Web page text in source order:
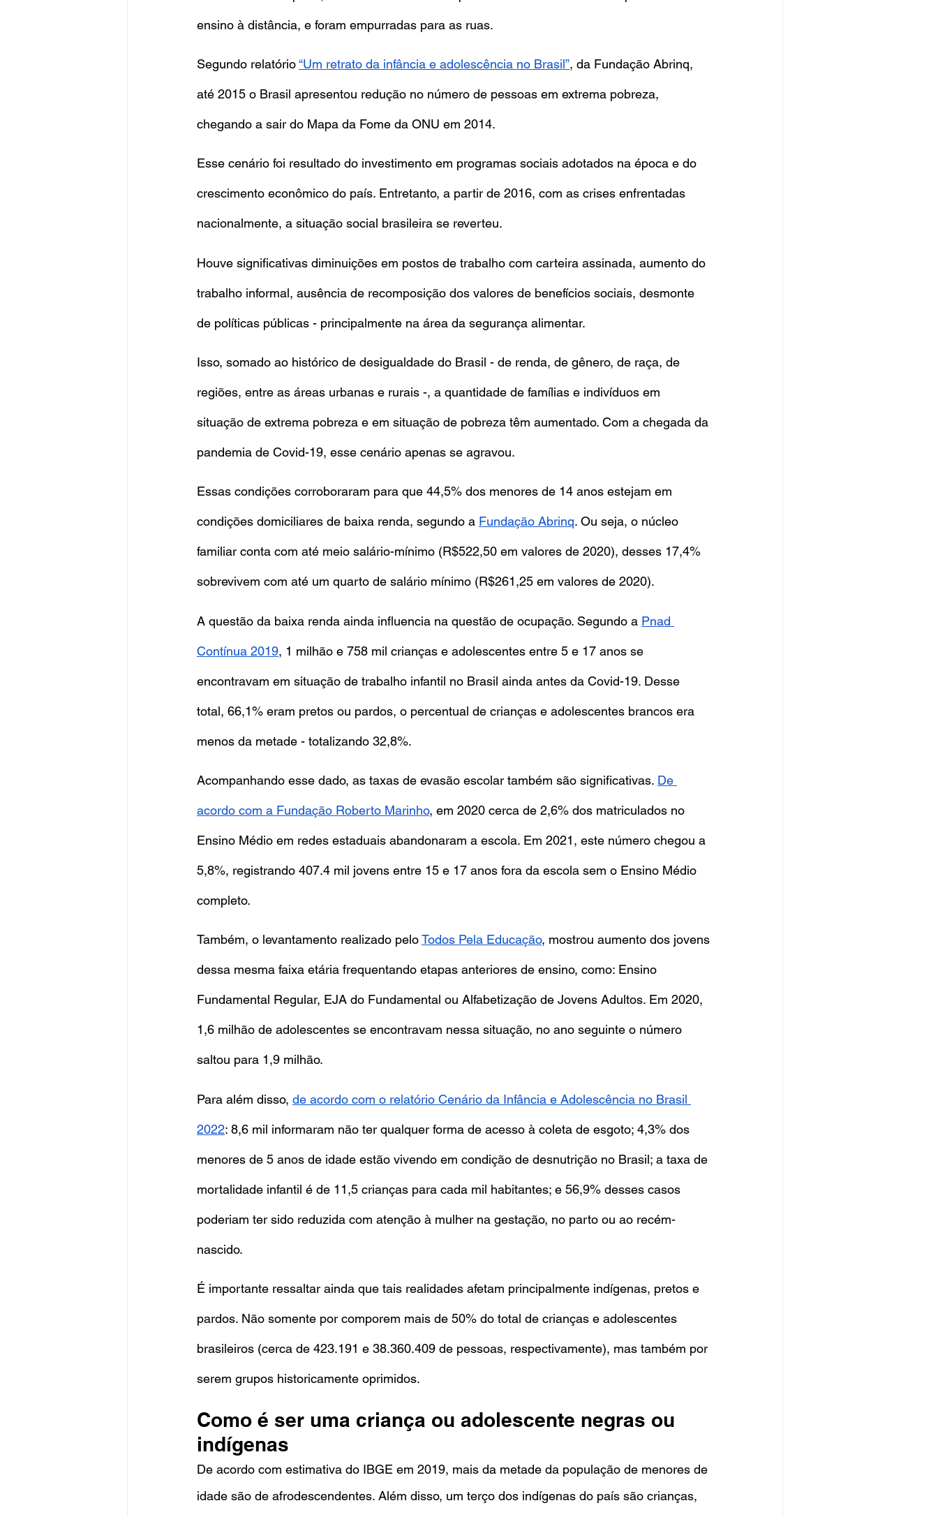
ensino à distância, e foram empurradas para as ruas.
Segundo relatório“Um retrato da infância e adolescência no Brasil”, da Fundação Abrinq,
até 2015 o Brasil apresentou redução no número de pessoas em extrema pobreza,
chegando a sair do Mapa da Fome da ONU em 2014.
Esse cenário foi resultado do investimento em programas sociais adotados na época e do
crescimento econômico do país. Entretanto, a partir de 2016, com as crises enfrentadas
nacionalmente, a situação social brasileira se reverteu.
Houve significativas diminuições em postos de trabalho com carteira assinada, aumento do
trabalho informal, ausência de recomposição dos valores de benefícios sociais, desmonte
de políticas públicas - principalmente na área da segurança alimentar.
Isso, somado ao histórico de desigualdade do Brasil - de renda, de gênero, de raça, de
regiões, entre as áreas urbanas e rurais -, a quantidade de famílias e indivíduos em
situação de extrema pobreza e em situação de pobreza têm aumentado. Com a chegada da
pandemia de Covid-19, esse cenário apenas se agravou.
Essas condições corroboraram para que 44,5% dos menores de 14 anos estejam em
condições domiciliares de baixa renda, segundo a Fundação Abrinq. Ou seja, o núcleo
familiar conta com até meio salário-mínimo (R$522,50 em valores de 2020), desses 17,4%
sobrevivem com até um quarto de salário mínimo (R$261,25 em valores de 2020).
A questão da baixa renda ainda influencia na questão de ocupação. Segundo a Pnad
Contínua 2019, 1 milhão e 758 mil crianças e adolescentes entre 5 e 17 anos se
encontravam em situação de trabalho infantil no Brasil ainda antes da Covid-19. Desse
total, 66,1% eram pretos ou pardos, o percentual de crianças e adolescentes brancos era
menos da metade - totalizando 32,8%.
Acompanhando esse dado, as taxas de evasão escolar também são significativas. De
acordo com a Fundação Roberto Marinho, em 2020 cerca de 2,6% dos matriculados no
Ensino Médio em redes estaduais abandonaram a escola. Em 2021, este número chegou a
5,8%, registrando 407.4 mil jovens entre 15 e 17 anos fora da escola sem o Ensino Médio
completo.
Também, o levantamento realizado peloTodos Pela Educação, mostrou aumento dos jovens
dessa mesma faixa etária frequentando etapas anteriores de ensino, como: Ensino
Fundamental Regular, EJA do Fundamental ou Alfabetização de Jovens Adultos. Em 2020,
1,6 milhão de adolescentes se encontravam nessa situação, no ano seguinte o número
saltou para 1,9 milhão.
Para além disso, de acordo com o relatório Cenário da Infância e Adolescência no Brasil
2022: 8,6 mil informaram não ter qualquer forma de acesso à coleta de esgoto; 4,3% dos
menores de 5 anos de idade estão vivendo em condição de desnutrição no Brasil; a taxa de
mortalidade infantil é de 11,5 crianças para cada mil habitantes; e 56,9% desses casos
poderiam ter sido reduzida com atenção à mulher na gestação, no parto ou ao recém-
nascido.
É importante ressaltar ainda que tais realidades afetam principalmente indígenas, pretos e
pardos. Não somente por comporem mais de 50% do total de crianças e adolescentes
brasileiros (cerca de 423.191 e 38.360.409 de pessoas, respectivamente), mas também por
serem grupos historicamente oprimidos.
Como é ser uma criança ou adolescente negras ou
indígenas
De acordo com estimativa do IBGE em 2019, mais da metade da população de menores de
idade são de afrodescendentes. Além disso, um terço dos indígenas do país são crianças,